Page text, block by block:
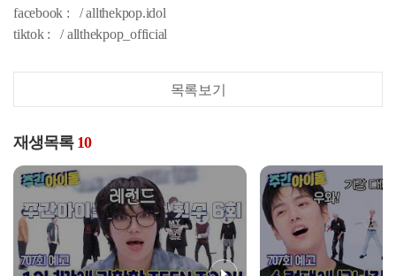
facebook : / allthekpop.idol
tiktok : / allthekpop_official
목록보기
재생목록 10